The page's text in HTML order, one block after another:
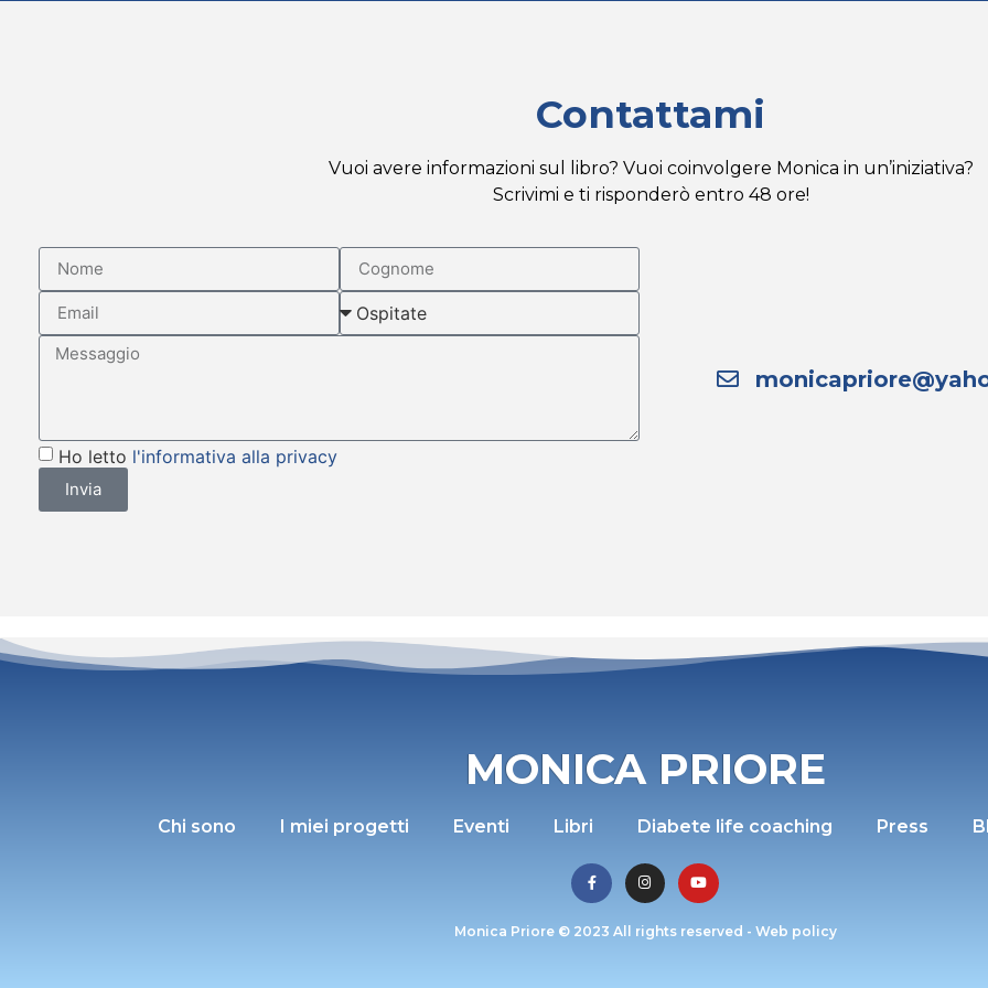
Contattami
Vuoi avere informazioni sul libro? Vuoi coinvolgere Monica in un’iniziativa?
Scrivimi e ti risponderò entro 48 ore!
Ho letto l'informativa alla privacy
Invia
MONICA PRIORE
Chi sono I miei progetti Eventi Libri Diabete life coaching Press
Monica Priore © 2023 All rights reserved - Web policy